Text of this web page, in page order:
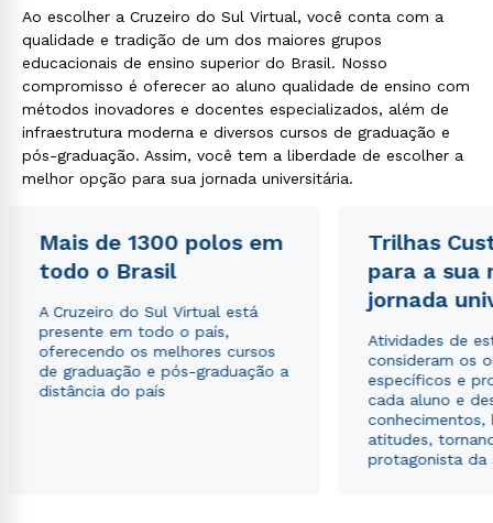
Ao escolher a Cruzeiro do Sul Virtual, você conta com a
qualidade e tradição de um dos maiores grupos
educacionais de ensino superior do Brasil. Nosso
compromisso é oferecer ao aluno qualidade de ensino com
métodos inovadores e docentes especializados, além de
infraestrutura moderna e diversos cursos de graduação e
pós-graduação. Assim, você tem a liberdade de escolher a
melhor opção para sua jornada universitária.
Mais de 1300 polos em
todo o Brasil
A Cruzeiro do Sul Virtual está
presente em todo o país,
oferecendo os melhores cursos
de graduação e pós-graduação a
distância do país
Trilhas
para a sua
jornada
Atividades de
consideram os
específicos e
cada aluno e
conhecimentos,
atitudes,
protagonista da